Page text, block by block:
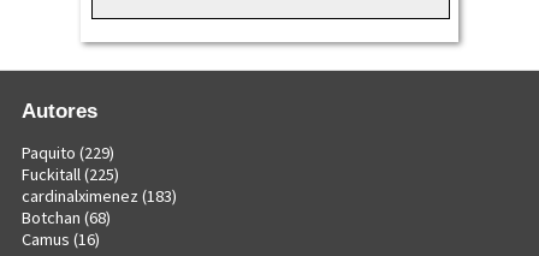
Autores
Paquito (229)
Fuckitall(225)
cardinalximenez (183)
Botchan (68)
Camus (16)